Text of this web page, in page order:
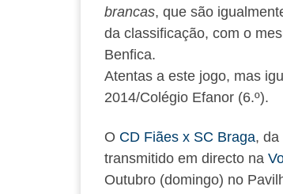
brancas, que são
da classificação, com o
Benfica.
Atentas a este jogo, mas
2014/Colégio Efanor (6.º).
O CD Fiães x SC Braga, da
transmitido em directo na
Outubro (domingo) no